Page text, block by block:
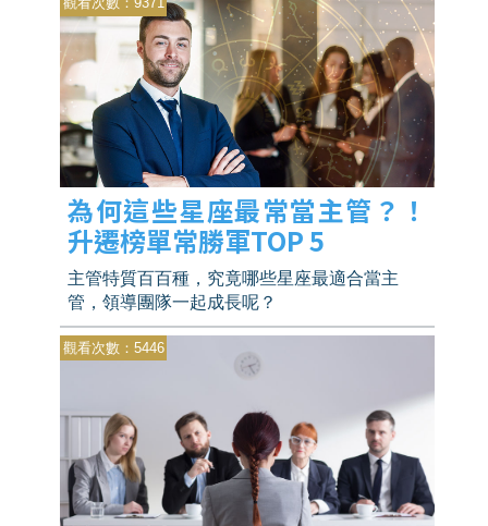
星座在找工作時會積極投遞履歷呢？
為何這些星座最常當主管？！
升遷榜單常勝軍TOP 5
主管特質百百種，究竟哪些星座最適合當主
管，領導團隊一起成長呢？
觀看次數：5446